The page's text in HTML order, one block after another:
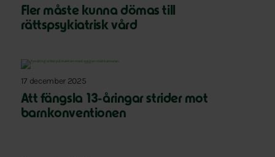
Fler måste kunna dömas till
rättspsykiatrisk vård
17 december 2025
Att fängsla 13-åringar strider mot
barnkonventionen